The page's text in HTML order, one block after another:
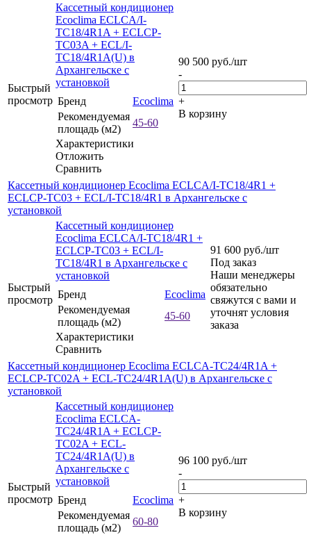
Быстрый
просмотр
Кассетный кондиционер
Ecoclima ECLCA/I-
TC18/4R1A + ECLCP-
TC03A + ECL/I-
TC18/4R1A(U) в
Архангельске с
установкой
Бренд
Ecoclima
Рекомендуемая
площадь (м2)
45-60
Характеристики
Отложить
Сравнить
90 500 руб./шт
-
+
В корзину
Кассетный кондиционер Ecoclima ECLCA/I-TC18/4R1 +
ECLCP-TC03 + ECL/I-TC18/4R1 в Архангельске с
установкой
Быстрый
просмотр
Кассетный кондиционер
Ecoclima ECLCA/I-TC18/4R1 +
ECLCP-TC03 + ECL/I-
TC18/4R1 в Архангельске с
установкой
Бренд
Ecoclima
Рекомендуемая
площадь (м2)
45-60
Характеристики
Сравнить
91 600 руб./шт
Под заказ
Наши менеджеры
обязательно
свяжутся с вами и
уточнят условия
заказа
Кассетный кондиционер Ecoclima ECLCA-TC24/4R1A +
ECLCP-TC02A + ECL-TC24/4R1A(U) в Архангельске с
установкой
Быстрый
просмотр
Кассетный кондиционер
Ecoclima ECLCA-
TC24/4R1A + ECLCP-
TC02A + ECL-
TC24/4R1A(U) в
Архангельске с
установкой
Бренд
Ecoclima
Рекомендуемая
площадь (м2)
60-80
96 100 руб./шт
-
+
В корзину